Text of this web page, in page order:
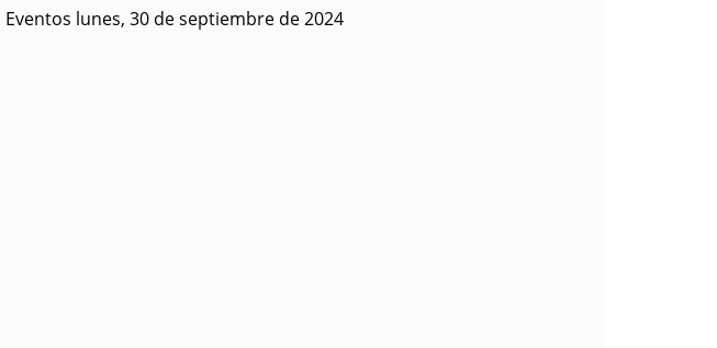
Eventos lunes, 30 de septiembre de 2024